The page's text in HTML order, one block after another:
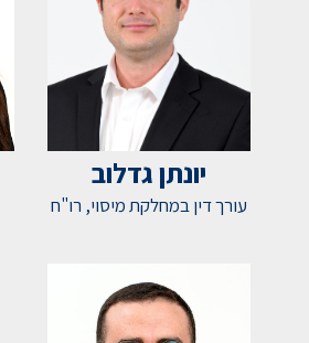
יונתן גדלוב
עורך דין במחלקת מיסוי, רו"ח